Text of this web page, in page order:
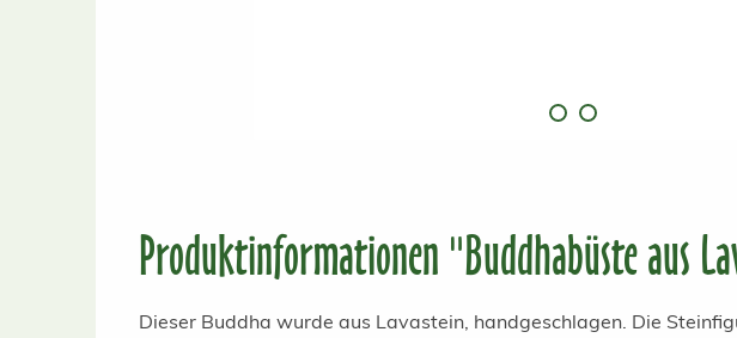
Produktinformationen "Buddhabüste aus
Dieser Buddha wurde aus Lavastein, handgeschlagen. Die